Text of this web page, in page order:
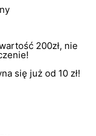
200zł, nie
się już od 10 zł!